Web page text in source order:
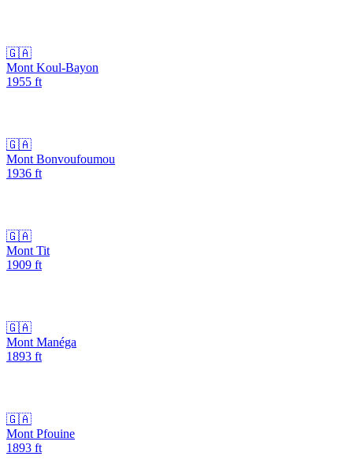
🇬🇦
Mont Koul-Bayon
1955 ft
🇬🇦
Mont Bonvoufoumou
1936 ft
🇬🇦
Mont Tit
1909 ft
🇬🇦
Mont Manéga
1893 ft
🇬🇦
Mont Pfouine
1893 ft